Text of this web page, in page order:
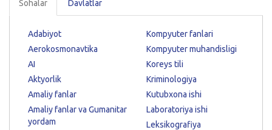
Sohalar Davlatlar
Adabiyot
Aerokosmonavtika
AI
Aktyorlik
Amaliy fanlar
Amaliy fanlar va Gumanitar
yordam
Kompyuter fanlari
Kompyuter muhandisligi
Koreys tili
Kriminologiya
Kutubxona ishi
Laboratoriya ishi
Leksikografiya